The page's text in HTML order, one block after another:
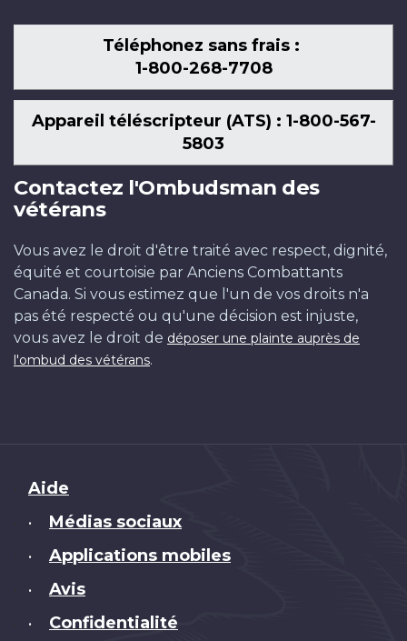
Téléphonez sans frais :
1-800-268-7708
Appareil téléscripteur (ATS) : 1-800-567-
5803
Contactez l'Ombudsman des
vétérans
Vous avez le droit d'être traité avec respect, dignité,
équité et courtoisie par Anciens Combattants
Canada. Si vous estimez que l'un de vos droits n'a
pas été respecté ou qu'une décision est injuste,
vous avez le droit de déposer une plainte auprès de
l'ombud des vétérans.
Brand
Aide
• Médias sociaux
• Applications mobiles
• Avis
• Confidentialité